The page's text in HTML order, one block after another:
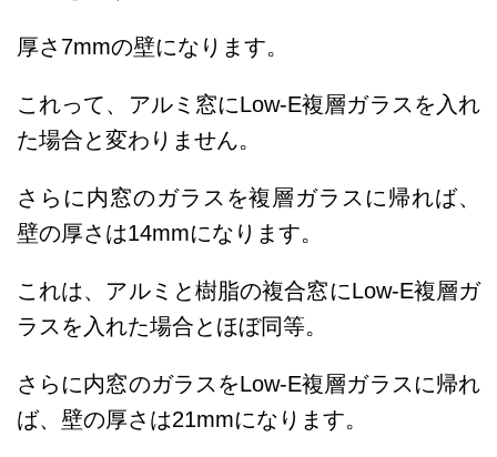
厚さ7mmの壁になります。
これって、アルミ窓にLow-E複層ガラスを入れ
た場合と変わりません。
さらに内窓のガラスを複層ガラスに帰れば、
壁の厚さは14mmになります。
これは、アルミと樹脂の複合窓にLow-E複層ガ
ラスを入れた場合とほぼ同等。
さらに内窓のガラスをLow-E複層ガラスに帰れ
ば、壁の厚さは21mmになります。